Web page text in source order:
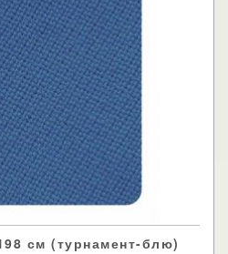
см (турнамент-блю)